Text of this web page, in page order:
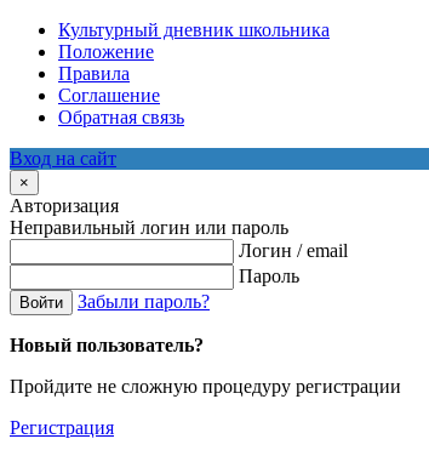
Культурный дневник школьника
Положение
Правила
Соглашение
Обратная связь
Вход на сайт
×
Авторизация
Неправильный логин или пароль
Логин / email
Пароль
Войти Забыли пароль?
Новый пользователь?
Пройдите не сложную процедуру регистрации
Регистрация